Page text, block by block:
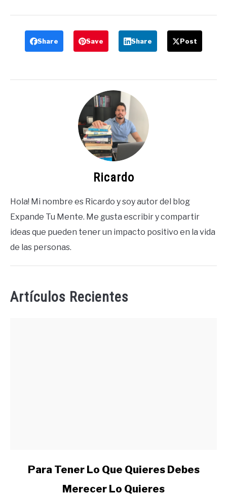
Share Save Share Post
Ricardo
Hola! Mi nombre es Ricardo y soy autor del blog
Expande Tu Mente. Me gusta escribir y compartir
ideas que pueden tener un impacto positivo en la vida
de las personas.
Artículos Recientes
Para Tener Lo Que Quieres Debes
Merecer Lo Quieres